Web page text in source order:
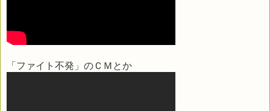
「ファイト不発」のＣＭとか